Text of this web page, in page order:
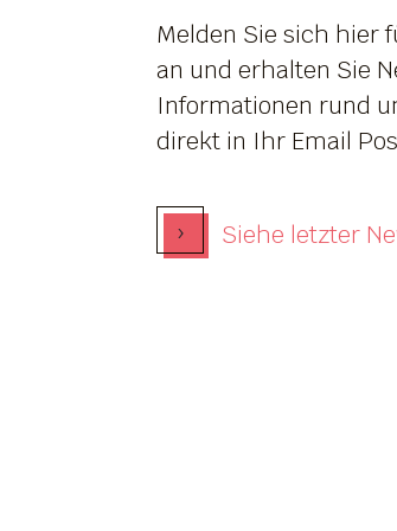
Melden Sie sich hier
an und erhalten Sie
Informationen rund
direkt in Ihr Email
›
Siehe letzter